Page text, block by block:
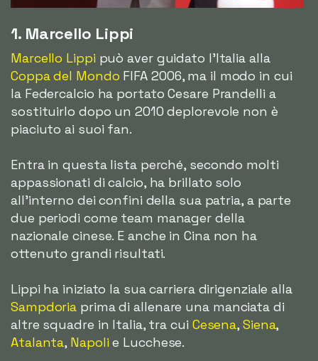
1. Marcello Lippi
Marcello Lippi può aver guidato l'Italia alla
Coppa del Mondo FIFA 2006, ma il modo in cui
la Federcalcio ha portato Cesare Prandelli a
sostituirlo dopo un 2010 deplorevole non è
piaciuto ai suoi fan.
Entra in questa lista perché, secondo molti
appassionati di calcio, ha brillato solo
all'interno dei confini della sua patria, a parte
due periodi come team manager della
nazionale cinese. E anche in Cina non ha
ottenuto grandi risultati.
Lippi ha iniziato la sua carriera dirigenziale alla
Sampdoria prima di allenare una manciata di
altre squadre in Italia, tra cui Cesena, Siena,
Atalanta, Napoli e Lucchese.